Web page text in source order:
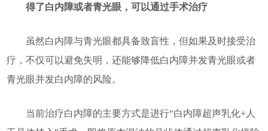
得了白内障或者青光眼，可以通过手术治疗
虽然白内障与青光眼都具备致盲性，但如果及时接受治
疗，不仅可以避免失明，还能够降低白内障并发青光眼或者
青光眼并发白内障的风险。
当前治疗白内障的主要方式是进行“白内障超声乳化+人